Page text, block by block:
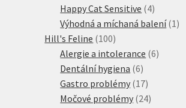
produkt
Happy Cat Sensitive 44
produkty
Výhodná a míchaná balení 1 1
Hill's Feline 100100
produktů
Alergie a intolerance 66
Dentální hygiena 66
produktů
Gastro problémy 1717
produktů
Močové problémy 2424